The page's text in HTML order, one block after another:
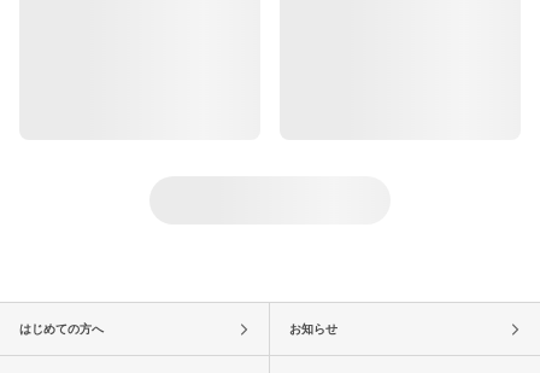
はじめての方へ お知らせ